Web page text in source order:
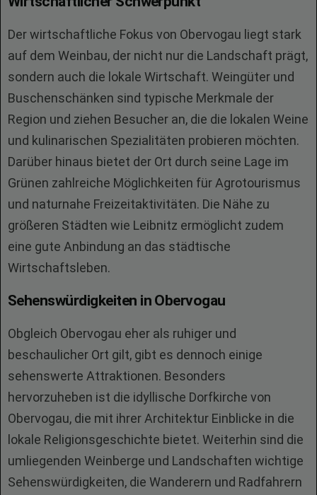
Der wirtschaftliche Fokus von Obervogau liegt stark
auf dem Weinbau, der nicht nur die Landschaft prägt,
sondern auch die lokale Wirtschaft. Weingüter und
Buschenschänken sind typische Merkmale der
Region und ziehen Besucher an, die die lokalen Weine
und kulinarischen Spezialitäten probieren möchten.
Darüber hinaus bietet der Ort durch seine Lage im
Grünen zahlreiche Möglichkeiten für Agrotourismus
und naturnahe Freizeitaktivitäten. Die Nähe zu
größeren Städten wie Leibnitz ermöglicht zudem
eine gute Anbindung an das städtische
Wirtschaftsleben.
Sehenswürdigkeiten in Obervogau
Obgleich Obervogau eher als ruhiger und
beschaulicher Ort gilt, gibt es dennoch einige
sehenswerte Attraktionen. Besonders
hervorzuheben ist die idyllische Dorfkirche von
Obervogau, die mit ihrer Architektur Einblicke in die
lokale Religionsgeschichte bietet. Weiterhin sind die
umliegenden Weinberge und Landschaften wichtige
Sehenswürdigkeiten, die Wanderern und Radfahrern